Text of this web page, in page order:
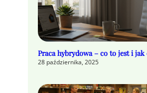
Praca hybrydowa – co to jest i jak
28 października, 2025